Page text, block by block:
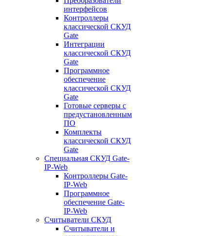
интерфейсов
Контроллеры
классической СКУД
Gate
Интеграции
классической СКУД
Gate
Программное
обеспечение
классической СКУД
Gate
Готовые серверы с
предустановленным
ПО
Комплекты
классической СКУД
Gate
Специальная СКУД Gate-
IP-Web
Контроллеры Gate-
IP-Web
Программное
обеспечение Gate-
IP-Web
Считыватели СКУД
Считыватели и